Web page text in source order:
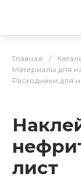
Главная /
Материалы для
Расходники для
лист